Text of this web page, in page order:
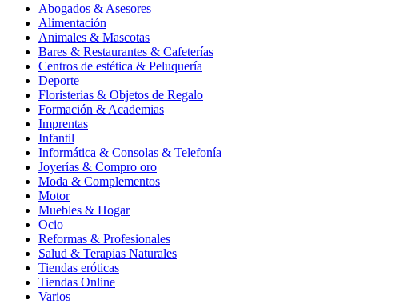
Abogados & Asesores
Alimentación
Animales & Mascotas
Bares & Restaurantes & Cafeterías
Centros de estética & Peluquería
Deporte
Floristerias & Objetos de Regalo
Formación & Academias
Imprentas
Infantil
Informática & Consolas & Telefonía
Joyerías & Compro oro
Moda & Complementos
Motor
Muebles & Hogar
Ocio
Reformas & Profesionales
Salud & Terapias Naturales
Tiendas eróticas
Tiendas Online
Varios